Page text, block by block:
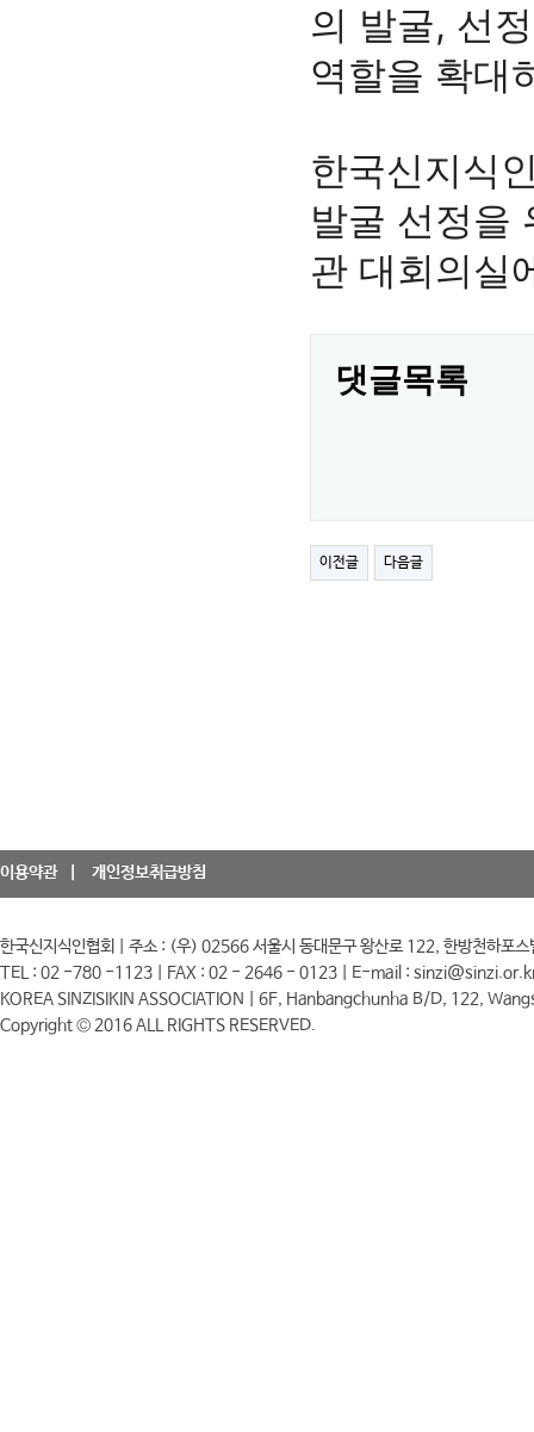
의 발굴, 선
역할을 확대
한국신지식
발굴 선정을
관 대회의실
댓글목록
이전글 다음글
이용약관 개인정보취급방침
한국신지식인협회 | 주소 : (우) 02566 서울시 동대문구 왕산로 122, 한방천하포스
TEL : 02 -780 -1123 | FAX : 02 - 2646 - 0123 | E-mail :
KOREA SINZISIKIN ASSOCIATION | 6F, Hanbangchunha B/D, 122,
Copyright © 2016 ALL RIGHTS RESERVED.